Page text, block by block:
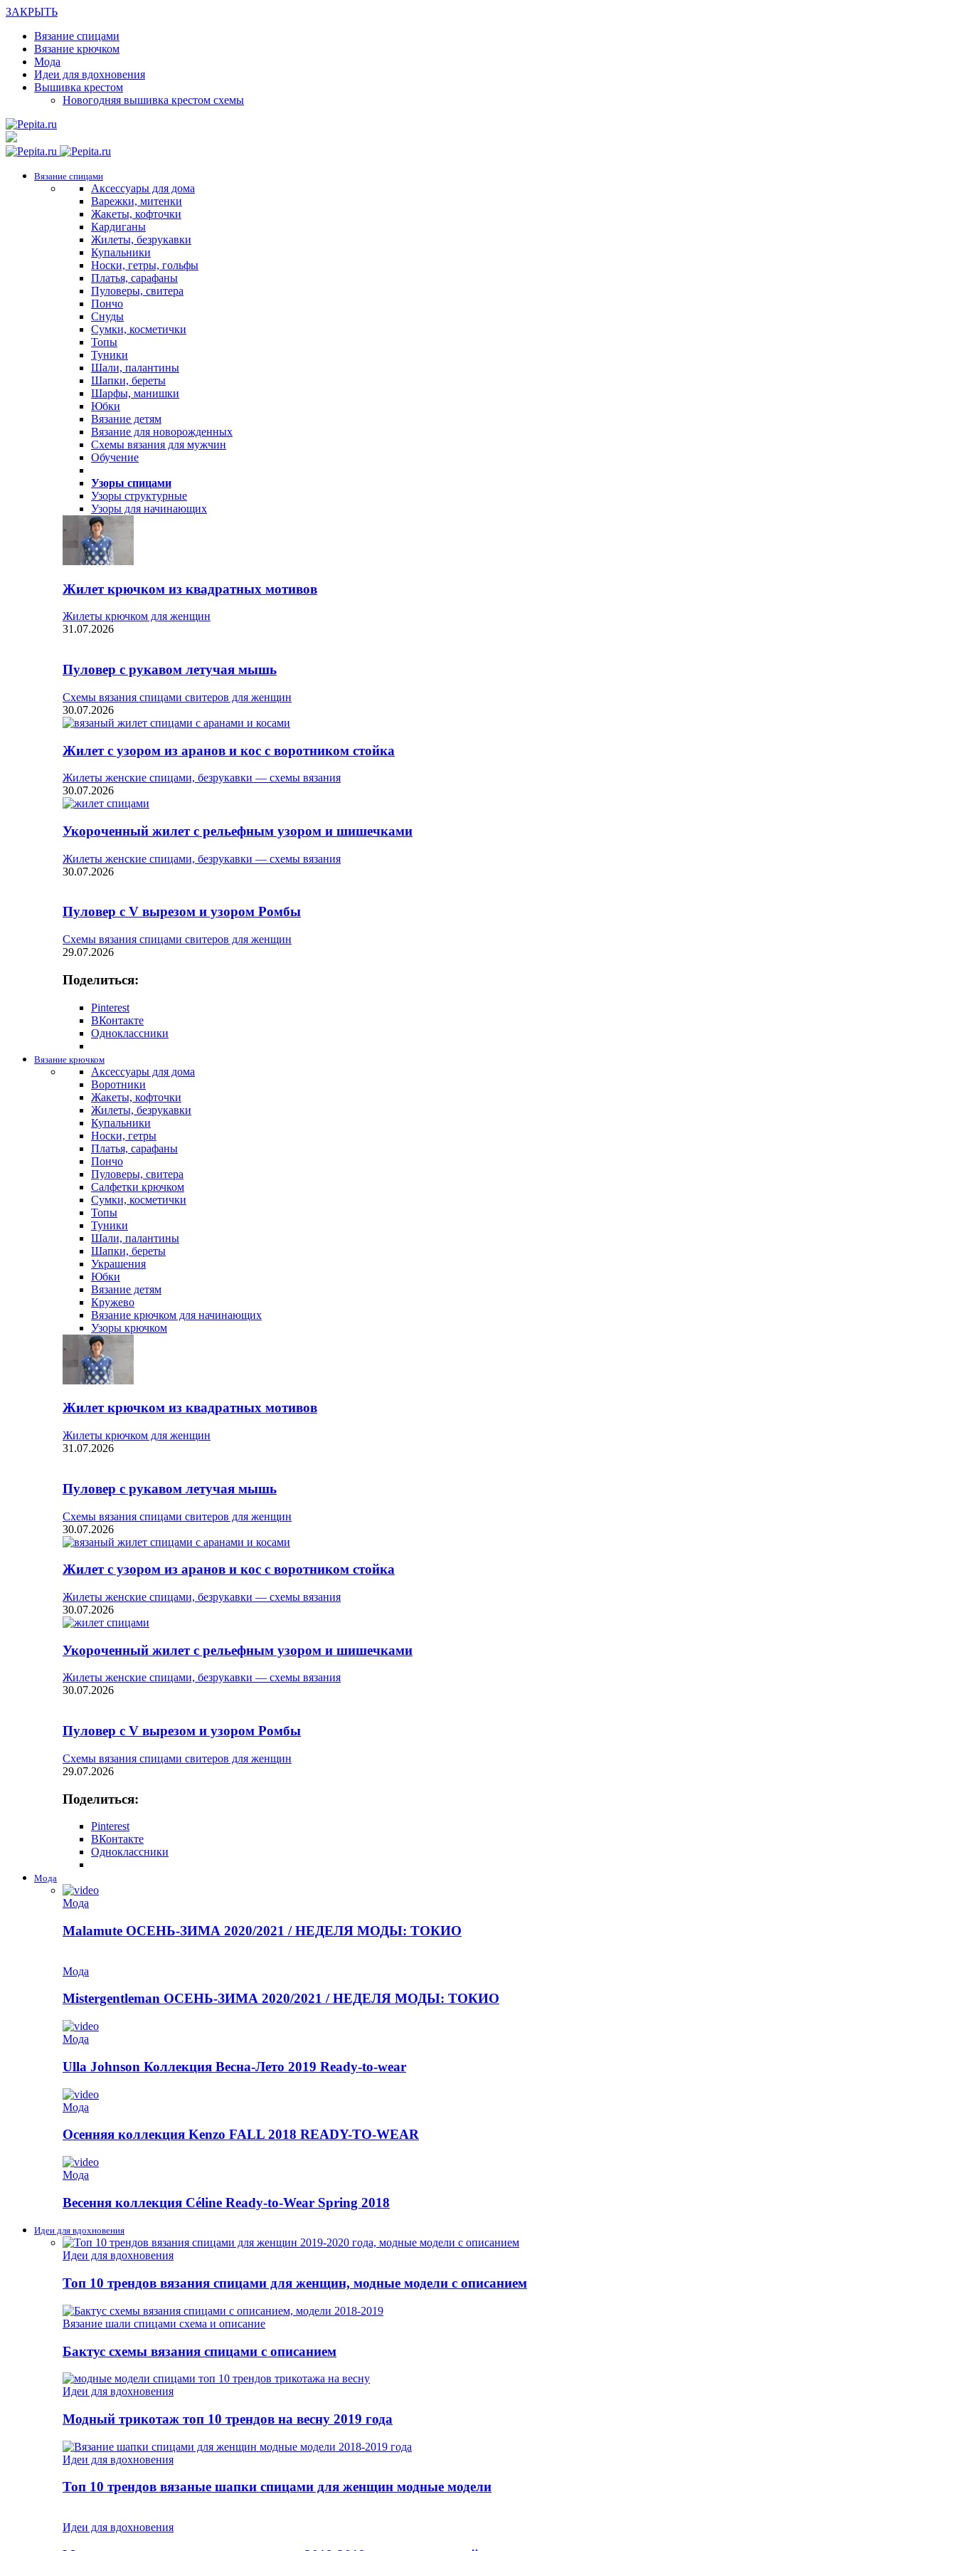
ЗАКРЫТЬ
Вязание спицами
Вязание крючком
Мода
Идеи для вдохновения
Вышивка крестом
Новогодняя вышивка крестом схемы
Вязание спицами
Аксессуары для дома
Варежки, митенки
Жакеты, кофточки
Кардиганы
Жилеты, безрукавки
Купальники
Носки, гетры, гольфы
Платья, сарафаны
Пуловеры, свитера
Пончо
Снуды
Сумки, косметички
Топы
Туники
Шали, палантины
Шапки, береты
Шарфы, манишки
Юбки
Вязание детям
Вязание для новорожденных
Схемы вязания для мужчин
Обучение
Узоры спицами
Узоры структурные
Узоры для начинающих
Жилет крючком из квадратных мотивов
Жилеты крючком для женщин
31.07.2026
Пуловер с рукавом летучая мышь
Схемы вязания спицами свитеров для женщин
30.07.2026
Жилет с узором из аранов и кос с воротником стойка
Жилеты женские спицами, безрукавки — схемы вязания
30.07.2026
Укороченный жилет с рельефным узором и шишечками
Жилеты женские спицами, безрукавки — схемы вязания
30.07.2026
Пуловер с V вырезом и узором Ромбы
Схемы вязания спицами свитеров для женщин
29.07.2026
Поделиться:
Pinterest
ВКонтакте
Одноклассники
Вязание крючком
Аксессуары для дома
Воротники
Жакеты, кофточки
Жилеты, безрукавки
Купальники
Носки, гетры
Платья, сарафаны
Пончо
Пуловеры, свитера
Салфетки крючком
Сумки, косметички
Топы
Туники
Шали, палантины
Шапки, береты
Украшения
Юбки
Вязание детям
Кружево
Вязание крючком для начинающих
Узоры крючком
Жилет крючком из квадратных мотивов
Жилеты крючком для женщин
31.07.2026
Пуловер с рукавом летучая мышь
Схемы вязания спицами свитеров для женщин
30.07.2026
Жилет с узором из аранов и кос с воротником стойка
Жилеты женские спицами, безрукавки — схемы вязания
30.07.2026
Укороченный жилет с рельефным узором и шишечками
Жилеты женские спицами, безрукавки — схемы вязания
30.07.2026
Пуловер с V вырезом и узором Ромбы
Схемы вязания спицами свитеров для женщин
29.07.2026
Поделиться:
Pinterest
ВКонтакте
Одноклассники
Мода
Мода
Malamute ОСЕНЬ-ЗИМА 2020/2021 / НЕДЕЛЯ МОДЫ: ТОКИО
Мода
Mistergentleman ОСЕНЬ-ЗИМА 2020/2021 / НЕДЕЛЯ МОДЫ: ТОКИО
Мода
Ulla Johnson Коллекция Весна-Лето 2019 Ready-to-wear
Мода
Осенняя коллекция Kenzo FALL 2018 READY-TO-WEAR
Мода
Весення коллекция Céline Ready-to-Wear Spring 2018
Идеи для вдохновения
Идеи для вдохновения
Топ 10 трендов вязания спицами для женщин, модные модели с описанием
Вязание шали спицами схема и описание
Бактус схемы вязания спицами с описанием
Идеи для вдохновения
Модный трикотаж топ 10 трендов на весну 2019 года
Идеи для вдохновения
Топ 10 трендов вязаные шапки спицами для женщин модные модели
Идеи для вдохновения